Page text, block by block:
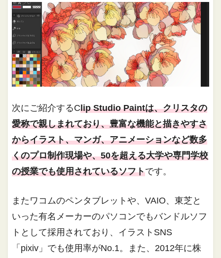
次にご紹介するClip Studio Paintは、クリスタの
愛称で親しまれており、豊富な機能と描きやすさ
からイラスト、マンガ、アニメーションなど数多
くのプロ制作現場や、50を超える大学や専門学校
の授業でも使用されているソフトです。
またワコムのペンタブレットや、VAIO、東芝と
いった有名メーカーのパソコンでもバンドルソフ
トとして採用されており、イラストSNS
「pixiv」でも使用率がNo.1。また、2012年に株